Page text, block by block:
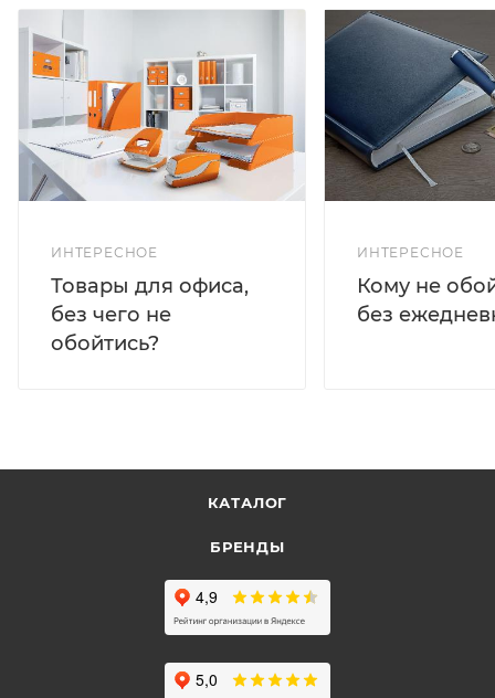
ИНТЕРЕСНОЕ
Товары для офиса,
без чего не
обойтись?
ИНТЕРЕСНОЕ
Кому не
без
КАТАЛОГ
БРЕНДЫ